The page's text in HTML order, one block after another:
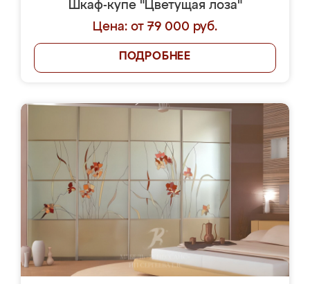
Шкаф-купе "Цветущая лоза"
Цена: от 79 000 руб.
ПОДРОБНЕЕ